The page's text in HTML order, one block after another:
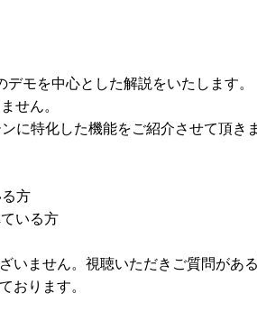
モを中心とした解説をいたします。
せん。
に特化した機能をご紹介させて頂きま
方
いる方
ません。視聴いただきご質問があ
ります。